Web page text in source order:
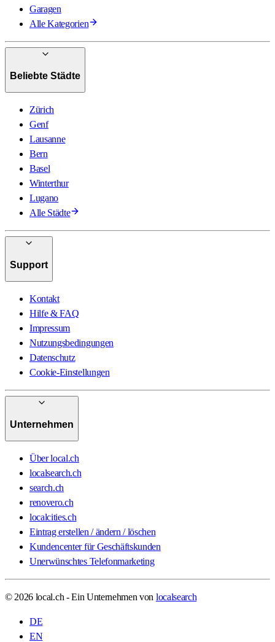
Garagen
Alle Kategorien
Beliebte Städte
Zürich
Genf
Lausanne
Bern
Basel
Winterthur
Lugano
Alle Städte
Support
Kontakt
Hilfe & FAQ
Impressum
Nutzungsbedingungen
Datenschutz
Cookie-Einstellungen
Unternehmen
Über local.ch
localsearch.ch
search.ch
renovero.ch
localcities.ch
Eintrag erstellen / ändern / löschen
Kundencenter für Geschäftskunden
Unerwünschtes Telefonmarketing
© 2026 local.ch - Ein Unternehmen von localsearch
DE
EN